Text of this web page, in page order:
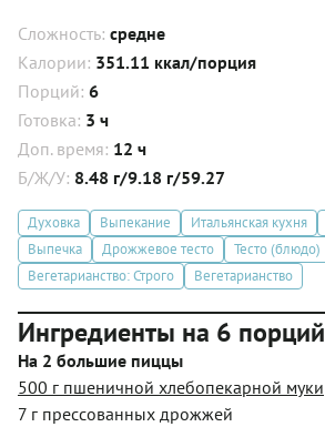
Сложность: средне
Калории: 351.11 ккал/порция
Порций: 6
Готовка: 3 ч
Доп. время: 12 ч
Б/Ж/У: 8.48 г/9.18 г/59.27
Духовка Выпекание Итальянская кухня
Выпечка
Дрожжевое тесто Тесто (блюдо)
Вегетарианство: Строго
Вегетарианство
Ингредиенты на 6 порций
На 2 большие пиццы
500 г пшеничной хлебопекарной муки
7 г прессованных дрожжей